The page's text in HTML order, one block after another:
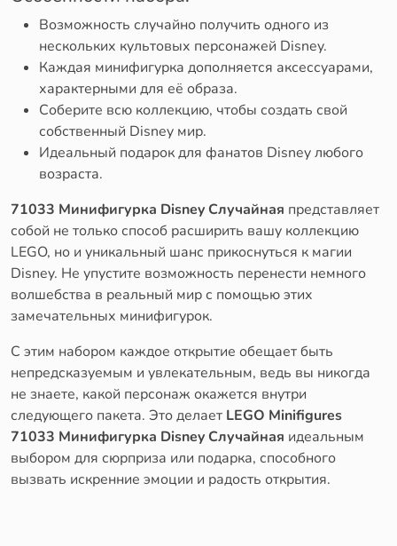
Возможность случайно получить одного из
нескольких культовых персонажей Disney.
Каждая минифигурка дополняется аксессуарами,
характерными для её образа.
Соберите всю коллекцию, чтобы создать свой
собственный Disney мир.
Идеальный подарок для фанатов Disney любого
возраста.
71033 Минифигурка Disney Случайная представляет
собой не только способ расширить вашу коллекцию
LEGO, но и уникальный шанс прикоснуться к магии
Disney. Не упустите возможность перенести немного
волшебства в реальный мир с помощью этих
замечательных минифигурок.
С этим набором каждое открытие обещает быть
непредсказуемым и увлекательным, ведь вы никогда
не знаете, какой персонаж окажется внутри
следующего пакета. Это делает LEGO Minifigures
71033 Минифигурка Disney Случайная идеальным
выбором для сюрприза или подарка, способного
вызвать искренние эмоции и радость открытия.